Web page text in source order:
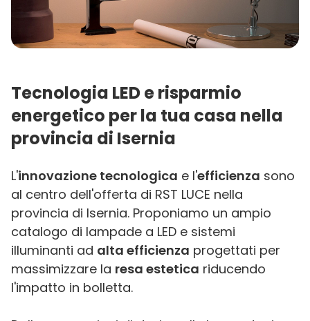
Tecnologia LED e risparmio
energetico per la tua casa nella
provincia di Isernia
L'innovazione tecnologica e l'efficienza sono
al centro dell'offerta di RST LUCE nella
provincia di Isernia. Proponiamo un ampio
catalogo di lampade a LED e sistemi
illuminanti ad alta efficienza progettati per
massimizzare la resa estetica riducendo
l'impatto in bolletta.